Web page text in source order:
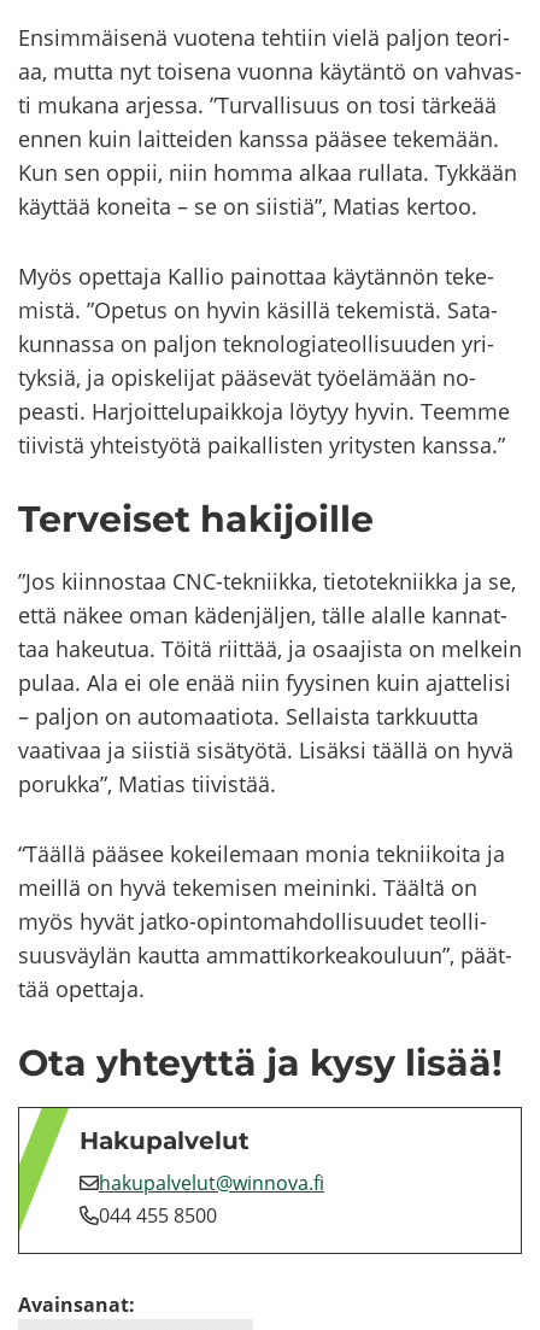
En­sim­mäi­se­nä vuo­te­na teh­tiin vielä pal­jon teo­ri­
aa, mutta nyt toi­se­na vuon­na käy­tän­tö on vah­vas­
ti mu­ka­na ar­jes­sa. ”Tur­val­li­suus on tosi tär­ke­ää
ennen kuin lait­tei­den kans­sa pää­see te­ke­mään.
Kun sen oppii, niin homma alkaa rul­la­ta. Tyk­kään
käyt­tää ko­nei­ta – se on siis­tiä”, Ma­tias ker­too.
Myös opet­ta­ja Kal­lio pai­not­taa käy­tän­nön te­ke­
mis­tä. ”Ope­tus on hyvin kä­sil­lä te­ke­mis­tä. Sa­ta­
kun­nas­sa on pal­jon tek­no­lo­gia­teol­li­suu­den yri­
tyk­siä, ja opis­ke­li­jat pää­se­vät työ­elä­mään no­
peas­ti. Har­joit­te­lu­paik­ko­ja löy­tyy hyvin. Teem­me
tii­vis­tä yh­teis­työ­tä pai­kal­lis­ten yri­tys­ten kans­sa.”
Ter­vei­set ha­ki­joil­le
”Jos kiin­nos­taa CNC-​tekniikka, tie­to­tek­niik­ka ja se,
että näkee oman kä­den­jäl­jen, tälle alal­le kan­nat­
taa ha­keu­tua. Töitä riit­tää, ja osaa­jis­ta on mel­kein
pulaa. Ala ei ole enää niin fyy­si­nen kuin ajat­te­li­si
– pal­jon on au­to­maa­tio­ta. Sel­lais­ta tark­kuut­ta
vaa­ti­vaa ja siis­tiä si­sä­työ­tä. Li­säk­si tääl­lä on hyvä
po­ruk­ka”, Ma­tias tii­vis­tää.
“Tääl­lä pää­see ko­kei­le­maan monia tek­nii­koi­ta ja
meil­lä on hyvä te­ke­mi­sen mei­nin­ki. Tääl­tä on
myös hyvät jatko-​opintomahdollisuudet teol­li­
suus­väy­län kaut­ta am­mat­ti­kor­kea­kou­luun”, päät­
tää opet­ta­ja.
Ota yh­teyt­tä ja kysy lisää!
Ha­ku­pal­ve­lut
ha­ku­pal­ve­lut@winnova.fi
044 455 8500
Avainsanat: